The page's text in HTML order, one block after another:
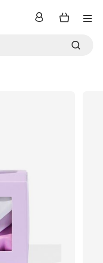
inloggen